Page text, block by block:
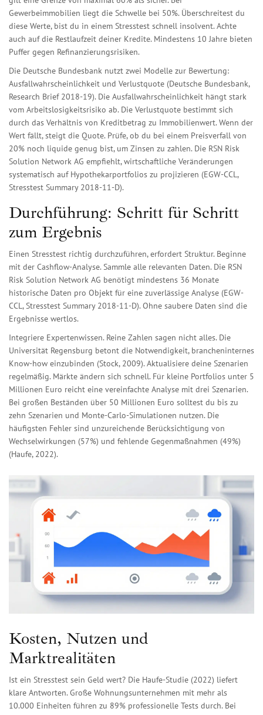
Gewerbeimmobilien liegt die Schwelle bei 50%. Überschreitest du
diese Werte, bist du in einem Stresstest schnell insolvent. Achte
auch auf die Restlaufzeit deiner Kredite. Mindestens 10 Jahre bieten
Puffer gegen Refinanzierungsrisiken.
Die Deutsche Bundesbank nutzt zwei Modelle zur Bewertung:
Ausfallwahrscheinlichkeit und Verlustquote (Deutsche Bundesbank,
Research Brief 2018-19). Die Ausfallwahrscheinlichkeit hängt stark
vom Arbeitslosigkeitsrisiko ab. Die Verlustquote bestimmt sich
durch das Verhältnis von Kreditbetrag zu Immobilienwert. Wenn der
Wert fällt, steigt die Quote. Prüfe, ob du bei einem Preisverfall von
20% noch liquide genug bist, um Zinsen zu zahlen. Die RSN Risk
Solution Network AG empfiehlt, wirtschaftliche Veränderungen
systematisch auf Hypothekarportfolios zu projizieren (EGW-CCL,
Stresstest Summary 2018-11-D).
Durchführung: Schritt für Schritt
zum Ergebnis
Einen Stresstest richtig durchzuführen, erfordert Struktur. Beginne
mit der Cashflow-Analyse. Sammle alle relevanten Daten. Die RSN
Risk Solution Network AG benötigt mindestens 36 Monate
historische Daten pro Objekt für eine zuverlässige Analyse (EGW-
CCL, Stresstest Summary 2018-11-D). Ohne saubere Daten sind die
Ergebnisse wertlos.
Integriere Expertenwissen. Reine Zahlen sagen nicht alles. Die
Universität Regensburg betont die Notwendigkeit, brancheninternes
Know-how einzubinden (Stock, 2009). Aktualisiere deine Szenarien
regelmäßig. Märkte ändern sich schnell. Für kleine Portfolios unter 5
Millionen Euro reicht eine vereinfachte Analyse mit drei Szenarien.
Bei großen Beständen über 50 Millionen Euro solltest du bis zu
zehn Szenarien und Monte-Carlo-Simulationen nutzen. Die
häufigsten Fehler sind unzureichende Berücksichtigung von
Wechselwirkungen (57%) und fehlende Gegenmaßnahmen (49%)
(Haufe, 2022).
Kosten, Nutzen und
Marktrealitäten
Ist ein Stresstest sein Geld wert? Die Haufe-Studie (2022) liefert
klare Antworten. Große Wohnungsunternehmen mit mehr als
10.000 Einheiten führen zu 89% professionelle Tests durch. Bei